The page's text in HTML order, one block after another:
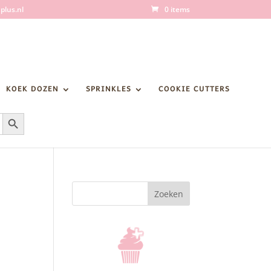
0 items
KOEK DOZEN SPRINKLES COOKIE CUTTERS
Zoekknop
Zoeken